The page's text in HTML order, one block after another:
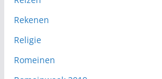
Rekenen
Religie
Romeinen